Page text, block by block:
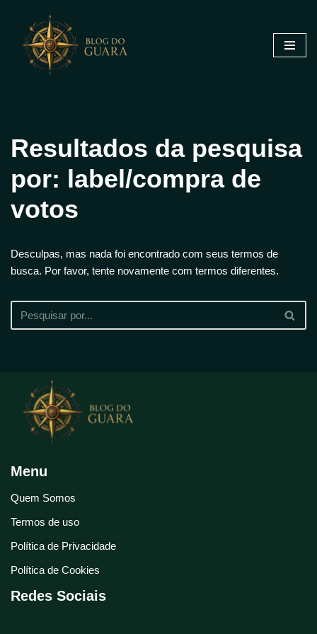
Pular
para
Resultados da pesquisa
por: label/compra de
votos
Desculpas, mas nada foi encontrado com seus termos de
busca. Por favor, tente novamente com termos diferentes.
Menu
Quem Somos
Termos de uso
Política de Privacidade
Política de Cookies
Redes Sociais